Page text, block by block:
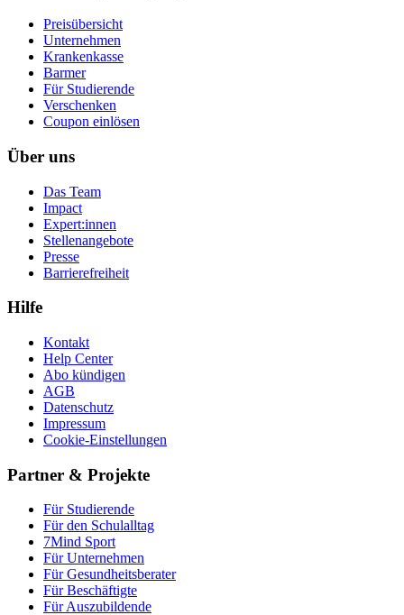
Preisübersicht
Unternehmen
Krankenkasse
Barmer
Für Studierende
Ver­schen­ken
Coupon einlösen
Über uns
Das Team
Impact
Expert:innen
Stellenangebote
Presse
Barrierefreiheit
Hilfe
Kontakt
Help Center
Abo kündigen
AGB
Datenschutz
Impressum
Cookie-Einstellungen
Partner & Projekte
Für Stu­die­rende
Für den Schulalltag
7Mind Sport
Für Unter­neh­men
Für Gesund­heits­be­ra­ter
Für Beschäftigte
Für Auszubildende